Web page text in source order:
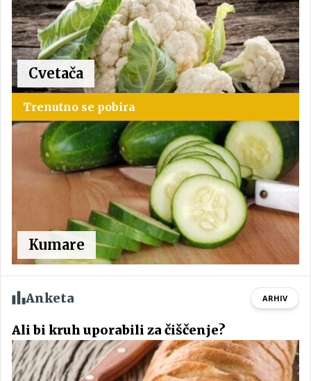
Cvetača
Trenutno se pobira
Kumare
Anketa ARHIV
Ali bi kruh uporabili za čiščenje?